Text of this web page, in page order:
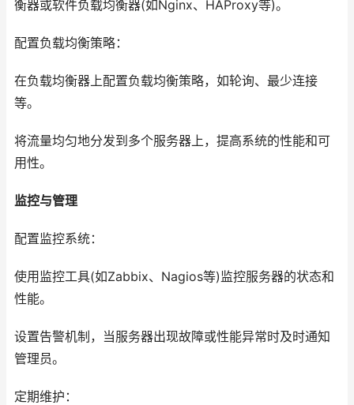
衡器或软件负载均衡器(如Nginx、HAProxy等)。
配置负载均衡策略：
在负载均衡器上配置负载均衡策略，如轮询、最少连接
等。
将流量均匀地分发到多个服务器上，提高系统的性能和可
用性。
监控与管理
配置监控系统：
使用监控工具(如Zabbix、Nagios等)监控服务器的状态和
性能。
设置告警机制，当服务器出现故障或性能异常时及时通知
管理员。
定期维护：